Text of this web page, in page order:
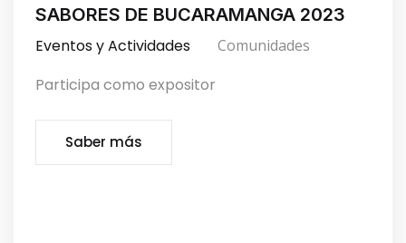
SABORES DE BUCARAMANGA 2023
Eventos y Actividades Comunidades
Participa como expositor
Saber más